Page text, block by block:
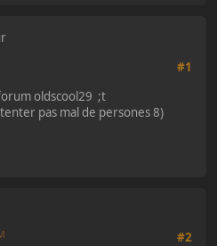
#1
oldscool29 ;t
pas mal de persones 8)
#2